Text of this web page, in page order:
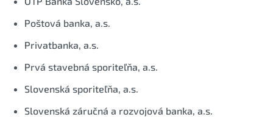
Poštová banka, a.s.
Privatbanka, a.s.
Prvá stavebná sporiteľňa, a.s.
Slovenská sporiteľňa, a.s.
Slovenská záručná a rozvojová banka, a.s.